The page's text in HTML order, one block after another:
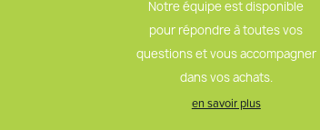
Notre équipe est disponible
pour répondre à toutes vos
questions et vous accompagner
dans vos achats.
en savoir plus